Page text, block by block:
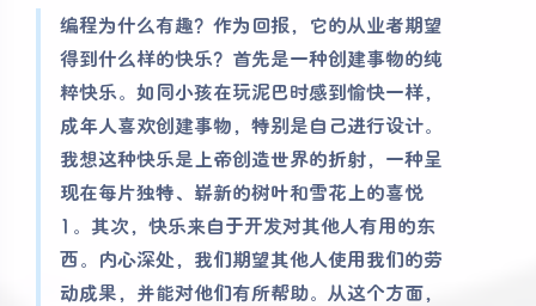
编程为什么有趣？作为回报，它的从业者期望
得到什么样的快乐？首先是一种创建事物的纯
粹快乐。如同小孩在玩泥巴时感到愉快一样，
成年人喜欢创建事物，特别是自己进行设计。
我想这种快乐是上帝创造世界的折射，一种呈
现在每片独特、崭新的树叶和雪花上的喜悦
1。其次，快乐来自于开发对其他人有用的东
西。内心深处，我们期望其他人使用我们的劳
动成果，并能对他们有所帮助。从这个方面，